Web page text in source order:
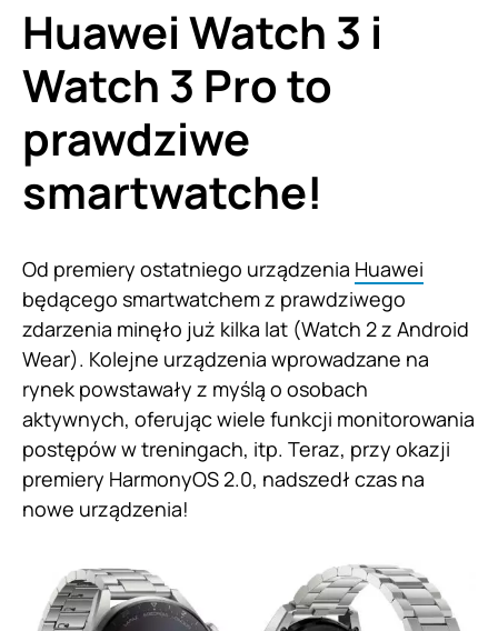
Huawei Watch 3 i
Watch 3 Pro to
prawdziwe
smartwatche!
Od premiery ostatniego urządzenia Huawei
będącego smartwatchem z prawdziwego
zdarzenia minęło już kilka lat (Watch 2 z Android
Wear). Kolejne urządzenia wprowadzane na
rynek powstawały z myślą o osobach
aktywnych, oferując wiele funkcji monitorowania
postępów w treningach, itp. Teraz, przy okazji
premiery HarmonyOS 2.0, nadszedł czas na
nowe urządzenia!